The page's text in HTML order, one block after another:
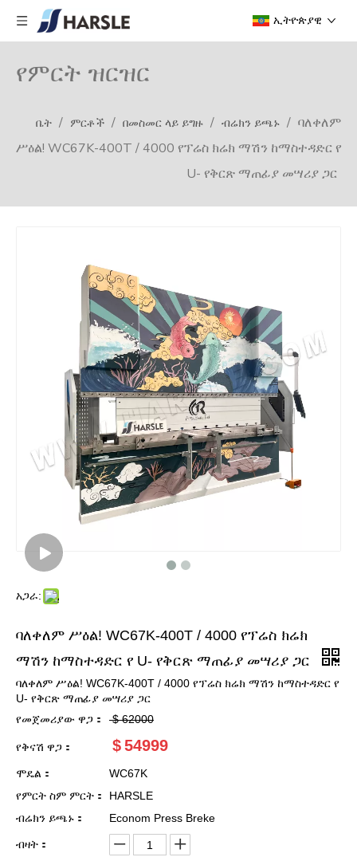
ኢትዮጵያዊ
የምርት ዝርዝር
ቤት / ምርቶች / በመስመር ላይ ይግዙ / ብሬክን ይጫኑ / ባለቀለም
ሥዕል! WC67K-400T / 4000 የፕሬስ ክሬክ ማሽን ከማስተዳድር የ
U- የቅርጽ ማጠፊያ መሣሪያ ጋር
አጋራ:
ባለቀለም ሥዕል! WC67K-400T / 4000 የፕሬስ ክሬክ
ማሽን ከማስተዳድር የ U- የቅርጽ ማጠፊያ መሣሪያ ጋር
ባለቀለም ሥዕል! WC67K-400T / 4000 የፕሬስ ክሬክ ማሽን ከማስተዳድር የ
U- የቅርጽ ማጠፊያ መሣሪያ ጋር
የመጀመሪያው ዋጋ：
$ 62000
የቅናሽ ዋጋ： $54999
ሞዴል：
WC67K
የምርት ስም ምርት：
HARSLE
ብሬክን ይጫኑ：
Econom Press Breke
ብዛት：